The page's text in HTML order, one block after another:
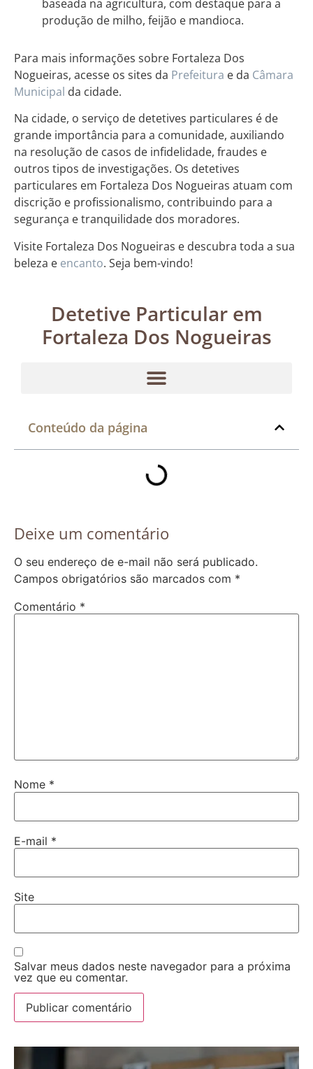
baseada na agricultura, com destaque para a
produção de milho, feijão e mandioca.
Para mais informações sobre Fortaleza Dos
Nogueiras, acesse os sites da Prefeitura e da Câmara
Municipal da cidade.
Na cidade, o serviço de detetives particulares é de
grande importância para a comunidade, auxiliando
na resolução de casos de infidelidade, fraudes e
outros tipos de investigações. Os detetives
particulares em Fortaleza Dos Nogueiras atuam com
discrição e profissionalismo, contribuindo para a
segurança e tranquilidade dos moradores.
Visite Fortaleza Dos Nogueiras e descubra toda a sua
beleza e encanto. Seja bem-vindo!
Detetive Particular em
Fortaleza Dos Nogueiras
Conteúdo da página
Deixe um comentário
O seu endereço de e-mail não será publicado.
Campos obrigatórios são marcados com *
Comentário *
Nome *
E-mail *
Site
Salvar meus dados neste navegador para a próxima
vez que eu comentar.